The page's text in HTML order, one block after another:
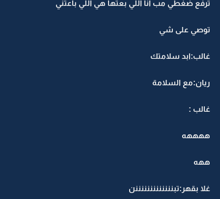
ترفع ضغطي مب انا اللي بعتها هي اللي باعتني
توصي على شي
غالب:ابد سلامتك
ريان:مع السلامة
غالب :
ههههه
ههه
غلا بقهر:تبنننننننننننننن